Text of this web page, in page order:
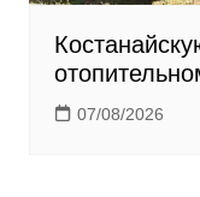
07/08/2026